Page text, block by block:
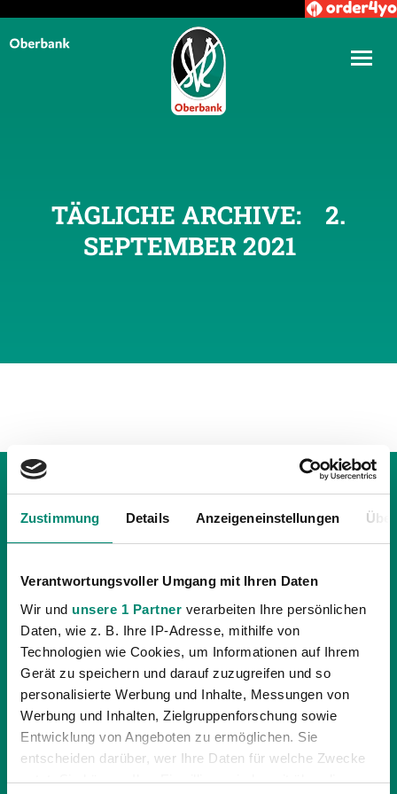
Zustimmung Details Anzeigeneinstellungen
Verantwortungsvoller Umgang mit Ihren Daten
Wir und unsere 1 Partner verarbeiten Ihre persönlichen
Daten, wie z. B. Ihre IP-Adresse, mithilfe von
Technologien wie Cookies, um Informationen auf Ihrem
Gerät zu speichern und darauf zuzugreifen und so
personalisierte Werbung und Inhalte, Messungen von
Werbung und Inhalten, Zielgruppenforschung sowie
Entwicklung von Angeboten zu ermöglichen. Sie
entscheiden darüber, wer Ihre Daten für welche Zwecke
nutzt. Sie können Ihre Einwilligung jederzeit über die
TÄGLICHE ARCHIVE:
2.
SEPTEMBER 2021
02.09.2021| JUNGE WIKINGER RIED
HEIMSPIEL GEGEN GLEISDORF